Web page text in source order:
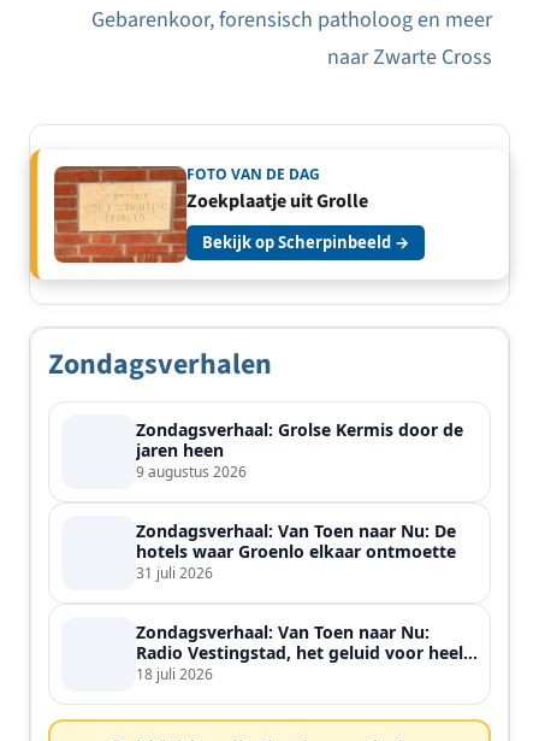
Gebarenkoor, forensisch patholoog en meer
naar Zwarte Cross
FOTO VAN DE DAG
Zoekplaatje uit Grolle
Bekijk op Scherpinbeeld →
Zondagsverhalen
Zondagsverhaal: Grolse Kermis door de
jaren heen
9 augustus 2026
Zondagsverhaal: Van Toen naar Nu: De
hotels waar Groenlo elkaar ontmoette
31 juli 2026
Zondagsverhaal: Van Toen naar Nu:
Radio Vestingstad, het geluid voor heel
de streek
18 juli 2026